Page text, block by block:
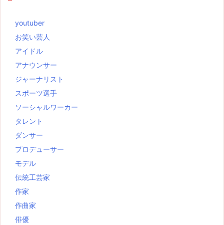
youtuber
お笑い芸人
アイドル
アナウンサー
ジャーナリスト
スポーツ選手
ソーシャルワーカー
タレント
ダンサー
プロデューサー
モデル
伝統工芸家
作家
作曲家
俳優